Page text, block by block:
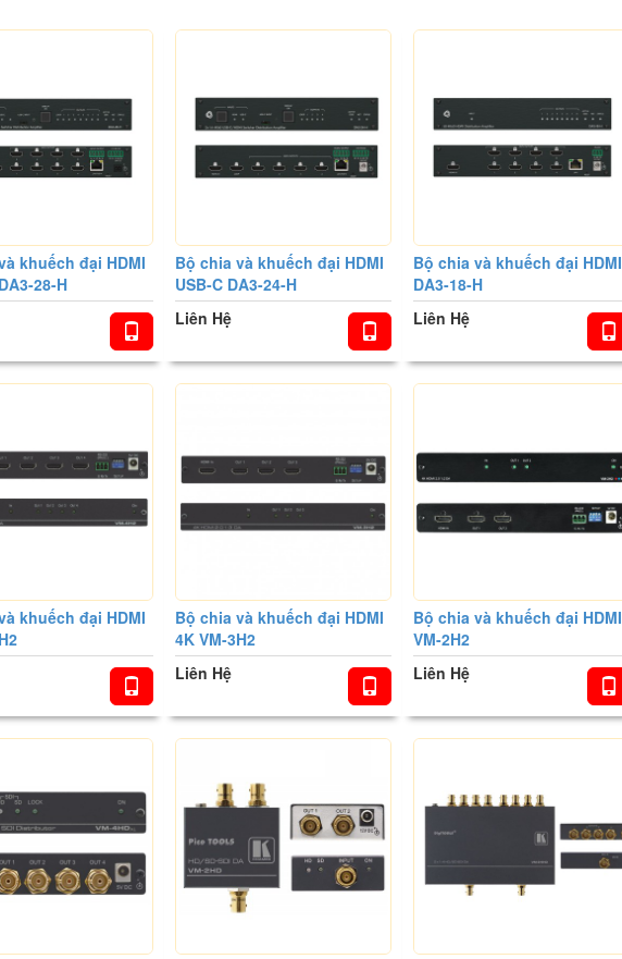
khuếch đại HDMI
28-H
Bộ chia và khuếch đại HDMI
USB-C DA3-24-H
Liên Hệ
Bộ chia và khuếch đại HDMI
DA3-18-H
Liên Hệ
khuếch đại HDMI
Bộ chia và khuếch đại HDMI
4K VM-3H2
Liên Hệ
Bộ chia và khuếch đại HDMI
VM-2H2
Liên Hệ